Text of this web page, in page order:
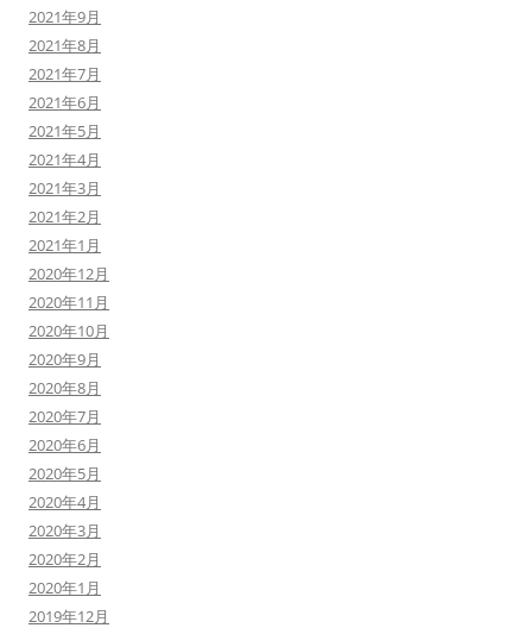
2021年9月
2021年8月
2021年7月
2021年6月
2021年5月
2021年4月
2021年3月
2021年2月
2021年1月
2020年12月
2020年11月
2020年10月
2020年9月
2020年8月
2020年7月
2020年6月
2020年5月
2020年4月
2020年3月
2020年2月
2020年1月
2019年12月